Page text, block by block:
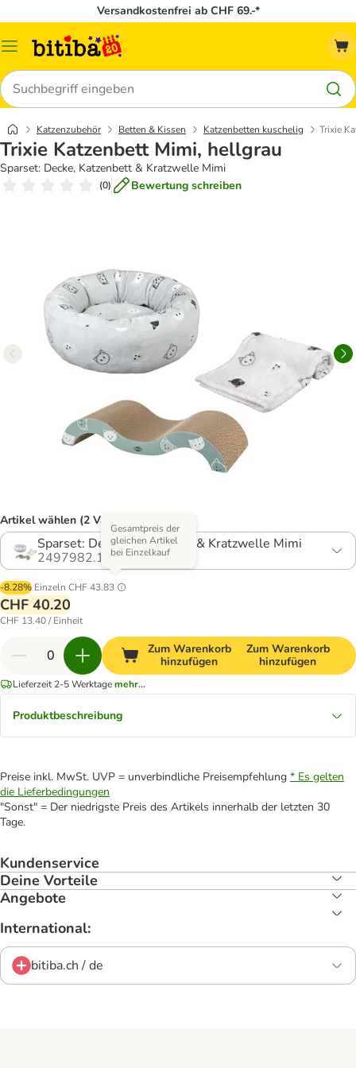
Versandkostenfrei ab CHF 69.-*
Menü
Suchen
Katzenzubehör Betten & Kissen Katzenbetten kuschelig Trixie
Trixie Katzenbett Mimi, hellgrau
Sparset: Decke, Katzenbett & Kratzwelle Mimi
(0) Bewertung schreiben
Artikel wählen (2 Varianten)
Sparset: Decke, Katzenbett & Kratzwelle Mimi
2497982.1
-8.28% Einzeln CHF 43.83
Gesamtpreis der
gleichen Artikel
bei Einzelkauf
CHF 40.20
CHF 13.40 / Einheit
Zum Warenkorb
hinzufügen
Zum Warenkorb
hinzufügen
Lieferzeit 2-5 Werktagemehr...
Produktbeschreibung
Preise inkl. MwSt. UVP = unverbindliche Preisempfehlung * Es gelten
die Lieferbedingungen
"Sonst" = Der niedrigste Preis des Artikels innerhalb der letzten 30
Tage.
Kundenservice
Deine Vorteile
Angebote
International:
bitiba.ch / de